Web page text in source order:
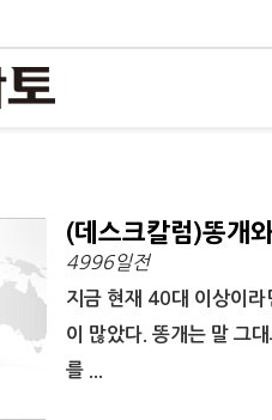
(데스크칼럼)똥개
4996일전
지금 현재 40대 이상이
이 많았다. 똥개는 말 그
를 ...